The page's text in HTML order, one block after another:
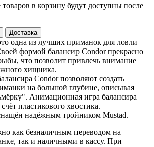
в корзину будут доступны после
Доставка
одна из лучших приманок для ловли
формой балансир Condor прекрасно
что позволит привлечь внимание
хищника.
Condor позволяют создать
на большой глубине, описывая
Анимационная игра балансира
пластикового хвостика.
надёжным тройником Mustad.
как безналичным переводом на
так и наличными в кассу. При